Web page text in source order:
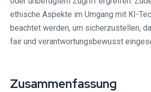
ethische Aspekte im Umgang mit KI-
beachtet werden, um sicherzustellen,
fair und verantwortungsbewusst
Zusammenfassung